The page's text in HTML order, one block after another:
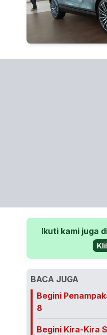
Ikuti kami juga
BACA JUGA
Begini
8
Begini Kira-Kira